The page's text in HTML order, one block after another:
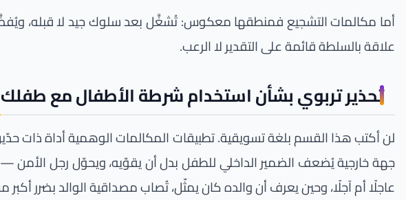
أما مكالمات التشجيع فمنطقها معكوس: تُشغَّل بعد سلوك جيد لا قبله،
علاقة بالسلطة قائمة على التقدير لا الرعب.
تحذير تربوي بشأن استخدام شرطة الأطفال مع طفلك
لن أكتب هذا القسم بلغة تسويقية. تطبيقات المكالمات الوهمية أداة ذات
جهة خارجية يُضعف الضمير الداخلي للطفل بدل أن يقوّيه، ويحوّل رجل الأمن
عاجلًا أم آجلًا، وحين يعرف أن والده كان يمثّل، تُصاب مصداقية الوالد بضرر